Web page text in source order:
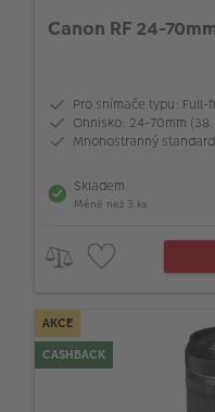
Canon RF 24-
Pro snímače typu: Full-
Ohnisko: 24-70mm
Mnohostranný
Skladem
Méně než 3 ks
AKCE
CASHBACK